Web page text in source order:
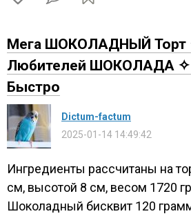
Мега ШОКОЛАДНЫЙ Торт
Любителей ШОКОЛАДА ✧
Быстро
Dictum-factum
2025-01-14 14:49:42
Ингредиенты рассчитаны на
см, высотой 8 см, весом 1720
Шоколадный бисквит 120